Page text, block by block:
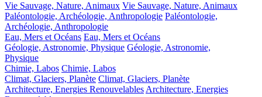
Vie Sauvage, Nature, Animaux Vie Sauvage, Nature, Animaux
Paléontologie, Archéologie, Anthropologie Paléontologie,
Archéologie, Anthropologie
Eau, Mers et Océans Eau, Mers et Océans
Géologie, Astronomie, Physique Géologie, Astronomie,
Physique
Chimie, Labos Chimie, Labos
Climat, Glaciers, Planète Climat, Glaciers, Planète
Architecture, Energies RenouvelablesArchitecture, Energies